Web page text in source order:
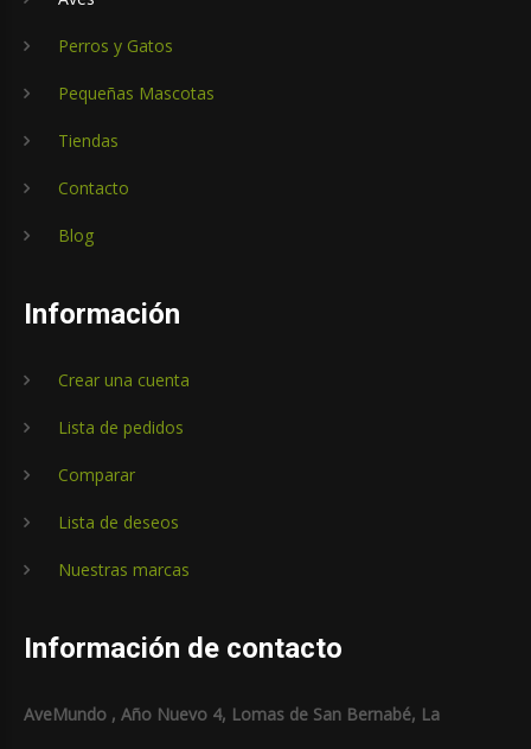
Perros y Gatos
Pequeñas Mascotas
Tiendas
Contacto
Blog
Información
Crear una cuenta
Lista de pedidos
Comparar
Lista de deseos
Nuestras marcas
Información de contacto
AveMundo , Año Nuevo 4, Lomas de San Bernabé, La